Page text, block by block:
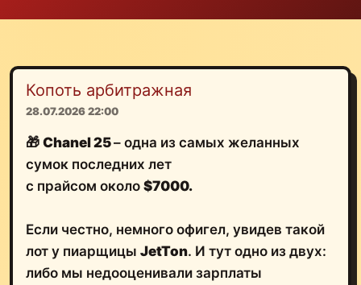
Копоть арбитражная
28.07.2026 22:00
🎁 Chanel 25– одна из самых желанных
сумок последних лет
с прайсом около $7000.
Если честно, немного офигел, увидев такой
лот у пиарщицы JetTon. И тут одно из двух:
либо мы недооценивали зарплаты